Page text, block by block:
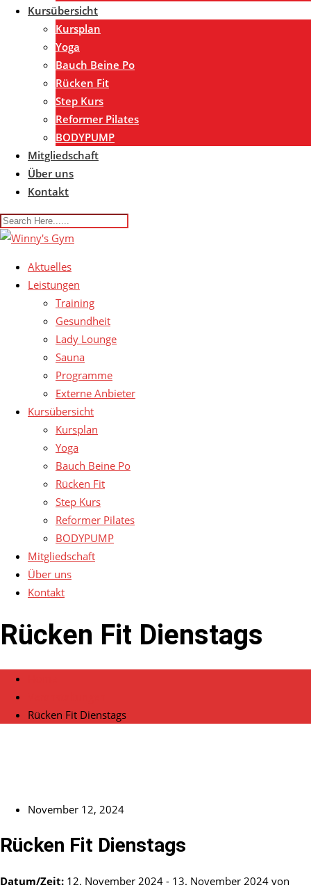
Kursübersicht
Kursplan
Yoga
Bauch Beine Po
Rücken Fit
Step Kurs
Reformer Pilates
BODYPUMP
Mitgliedschaft
Über uns
Kontakt
Aktuelles
Leistungen
Training
Gesundheit
Lady Lounge
Sauna
Programme
Externe Anbieter
Kursübersicht
Kursplan
Yoga
Bauch Beine Po
Rücken Fit
Step Kurs
Reformer Pilates
BODYPUMP
Mitgliedschaft
Über uns
Kontakt
Rücken Fit Dienstags
Rücken Fit Dienstags
November 12, 2024
Rücken Fit Dienstags
Datum/Zeit: 12. November 2024 - 13. November 2024 von